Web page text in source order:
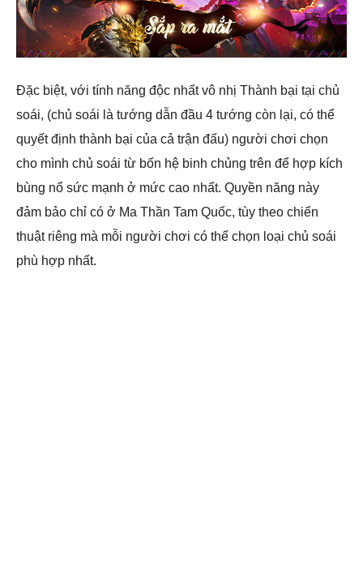
Đặc biệt, với tính năng độc nhất vô nhị Thành bại tại chủ
soái, (chủ soái là tướng dẫn đầu 4 tướng còn lại, có thể
quyết định thành bại của cả trận đấu) người chơi chọn
cho mình chủ soái từ bốn hệ binh chủng trên để hợp kích
bùng nổ sức mạnh ở mức cao nhất. Quyền năng này
đảm bảo chỉ có ở Ma Thần Tam Quốc, tùy theo chiến
thuật riêng mà mỗi người chơi có thể chọn loại chủ soái
phù hợp nhất.​